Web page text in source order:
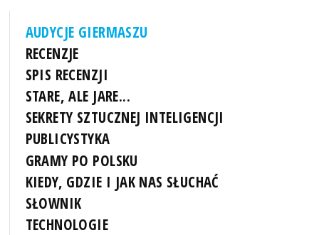
AUDYCJE GIERMASZU
RECENZJE
SPIS RECENZJI
STARE, ALE JARE...
SEKRETY SZTUCZNEJ INTELIGENCJI
PUBLICYSTYKA
GRAMY PO POLSKU
KIEDY, GDZIE I JAK NAS SŁUCHAĆ
SŁOWNIK
TECHNOLOGIE